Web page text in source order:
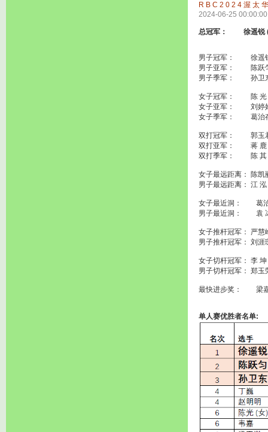
RBC2024渥太
2024-06-25 00:00:00
总冠军： 徐遥锐
男子冠军： 徐遥
男子亚军： 陈跃
男子季军： 孙卫
女子冠军： 陈 光
女子亚军： 刘婷
女子季军： 葛治
双打冠军： 郭玉
双打亚军： 蒋 鹿
双打季军： 陈 其
女子最远距离： 陈凯
男子最远距离： 江 泓
女子最近洞： 葛
男子最近洞： 袁
女子推杆冠军： 严慧
男子推杆冠军： 刘涯
女子切杆冠军： 李 坤
男子切杆冠军： 郑玉
最快进步奖： 梁
单人赛优胜者名单: